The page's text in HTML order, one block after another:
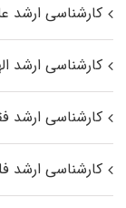
کارشناسی ارشد
کارشناسی
کارشناسی ارشد
کارشناسی ارشد